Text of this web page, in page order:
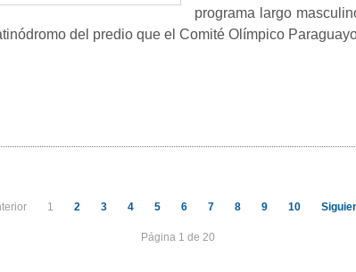
programa largo
del predio que el Comité Olímpico
1 2 3 4 5 6 7 8 9 10
Página 1 de 20